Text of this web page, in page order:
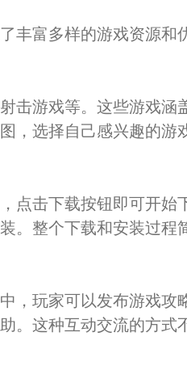
丰富多样的游戏资源和
击游戏等。这些游戏涵
，选择自己感兴趣的游
点击下载按钮即可开始
。整个下载和安装过程
，玩家可以发布游戏攻
。这种互动交流的方式